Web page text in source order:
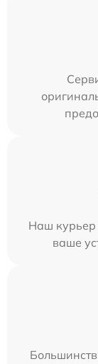
Наш курьер
ваше